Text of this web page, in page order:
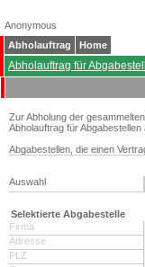
Anonymous
Abholauftrag
Home
Abholauftrag für
Zur Abholung der
Abholauftrag für Abgabestellen
Abgabestellen, die einen
Auswahl
Selektierte Abgabestelle
Firma
Adresse
PLZ